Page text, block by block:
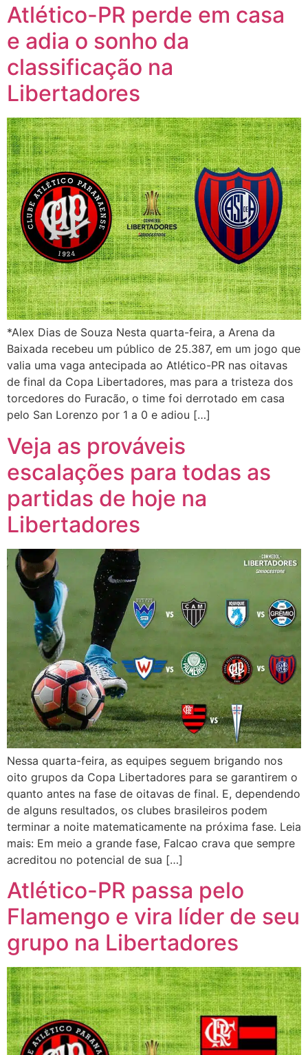
Atlético-PR perde em casa
e adia o sonho da
classificação na
Libertadores
*Alex Dias de Souza Nesta quarta-feira, a Arena da
Baixada recebeu um público de 25.387, em um jogo que
valia uma vaga antecipada ao Atlético-PR nas oitavas
de final da Copa Libertadores, mas para a tristeza dos
torcedores do Furacão, o time foi derrotado em casa
pelo San Lorenzo por 1 a 0 e adiou […]
Veja as prováveis
escalações para todas as
partidas de hoje na
Libertadores
Nessa quarta-feira, as equipes seguem brigando nos
oito grupos da Copa Libertadores para se garantirem o
quanto antes na fase de oitavas de final. E, dependendo
de alguns resultados, os clubes brasileiros podem
terminar a noite matematicamente na próxima fase. Leia
mais: Em meio a grande fase, Falcao crava que sempre
acreditou no potencial de sua […]
Atlético-PR passa pelo
Flamengo e vira líder de seu
grupo na Libertadores